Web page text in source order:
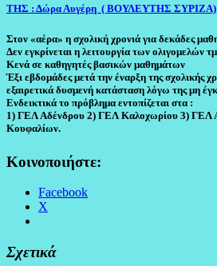
THΣ : Δώρα Αυγέρη ( ΒΟΥΛΕΥΤΗΣ ΣΥΡΙΖΑ)
Στον «αέρα» η σχολική χρονιά για δεκάδες
Δεν εγκρίνεται η λειτουργία των
Κενά σε καθηγητές βασικών μαθημάτων
Έξι εβδομάδες μετά την έναρξη της σχολικής
εξαιρετικά δυσμενή κατάσταση λόγω της μη
Ενδεικτικά το πρόβλημα εντοπίζεται στα :
1) ΓΕΛ Αδένδρου 2) ΓΕΛ Καλοχωρίου 3) ΓΕΛ
Κουφαλίων.
Κοινοποιήστε:
Facebook
X
Σχετικά